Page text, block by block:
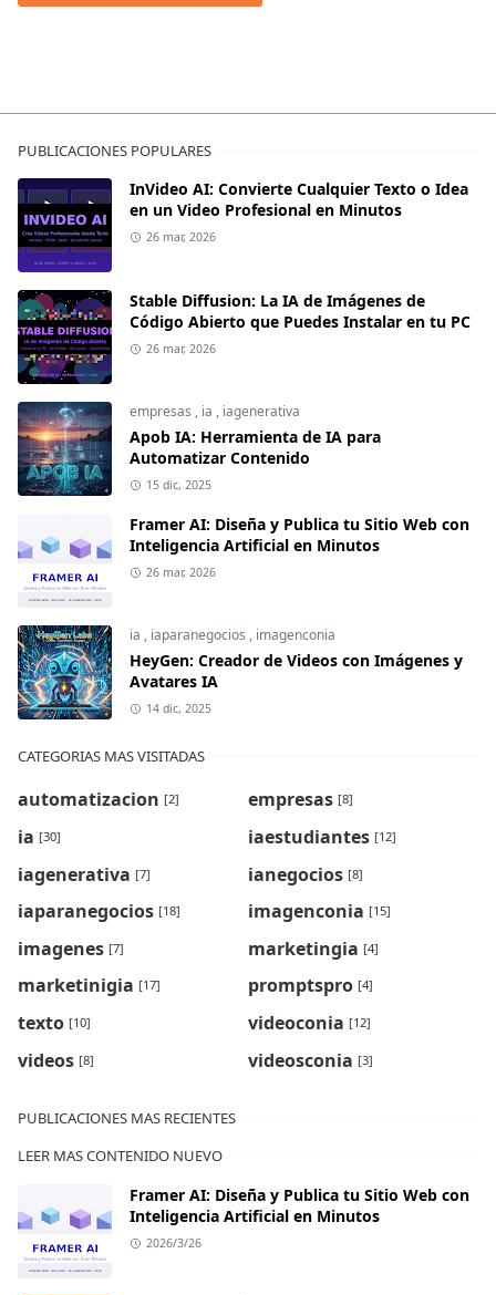
PUBLICACIONES POPULARES
InVideo AI: Convierte Cualquier Texto o Idea
en un Video Profesional en Minutos
26 mar, 2026
Stable Diffusion: La IA de Imágenes de
Código Abierto que Puedes Instalar en tu PC
26 mar, 2026
empresas , ia , iagenerativa
Apob IA: Herramienta de IA para
Automatizar Contenido
15 dic, 2025
Framer AI: Diseña y Publica tu Sitio Web con
Inteligencia Artificial en Minutos
26 mar, 2026
ia , iaparanegocios , imagenconia
HeyGen: Creador de Videos con Imágenes y
Avatares IA
14 dic, 2025
CATEGORIAS MAS VISITADAS
automatizacion [2] empresas [8]
ia [30] iaestudiantes [12]
iagenerativa [7] ianegocios [8]
iaparanegocios [18] imagenconia [15]
imagenes [7] marketingia [4]
marketinigia [17] promptspro [4]
texto [10] videoconia [12]
videos [8] videosconia [3]
PUBLICACIONES MAS RECIENTES
LEER MAS CONTENIDO NUEVO
Framer AI: Diseña y Publica tu Sitio Web con
Inteligencia Artificial en Minutos
2026/3/26